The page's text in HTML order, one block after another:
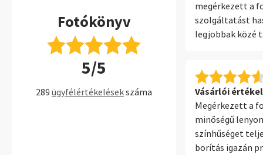
Fotókönyv
5/5
289 ügyfélértékelésekszáma
megérkezett a
szolgáltatást
legjobbak közé
könnyen
lehetőség.
Vásárlói
Megérkezett a
minőségű
színhűséget
borítás igazán